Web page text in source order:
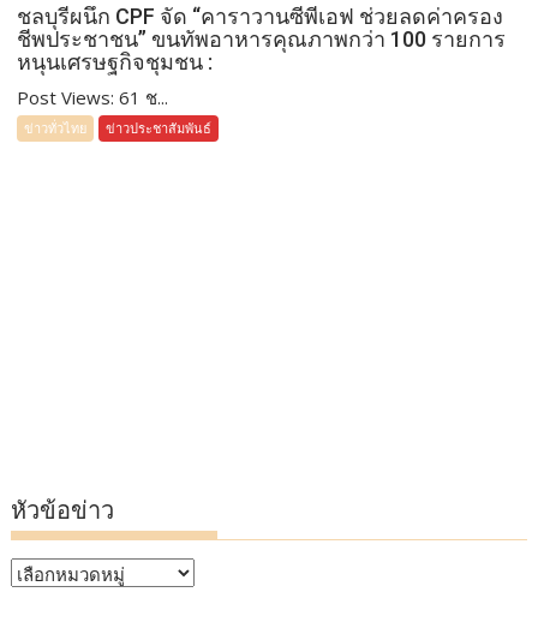
ชลบุรีผนึก CPF จัด “คาราวานซีพีเอฟ ช่วยลดค่าครอง
ชีพประชาชน” ขนทัพอาหารคุณภาพกว่า 100 รายการ
หนุนเศรษฐกิจชุมชน :
Post Views: 61 ช...
ข่าวทั่วไทย ข่าวประชาสัมพันธ์
หัวข้อข่าว
หัวข้อ